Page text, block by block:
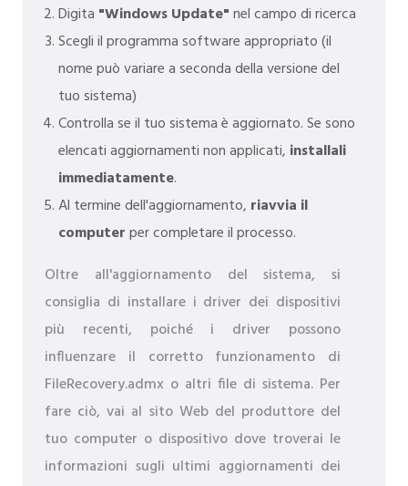
Digita "Windows Update"nel campo di ricerca
Scegli il programma software appropriato (il
nome può variare a seconda della versione del
tuo sistema)
Controlla se il tuo sistema è aggiornato. Se sono
elencati aggiornamenti non applicati, installali
immediatamente.
Al termine dell'aggiornamento, riavvia il
computerper completare il processo.
Oltre all'aggiornamento del sistema, si
consiglia di installare i driver dei dispositivi
più recenti, poiché i driver possono
influenzare il corretto funzionamento di
FileRecovery.admx o altri file di sistema. Per
fare ciò, vai al sito Web del produttore del
tuo computer o dispositivo dove troverai le
informazioni sugli ultimi aggiornamenti dei